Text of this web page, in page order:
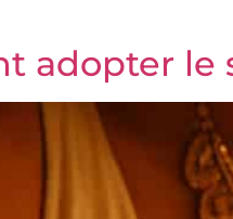
adopter le